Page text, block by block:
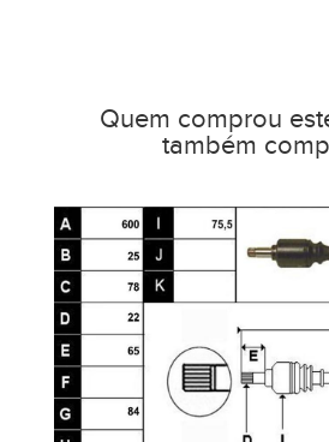
Quem comprou
também